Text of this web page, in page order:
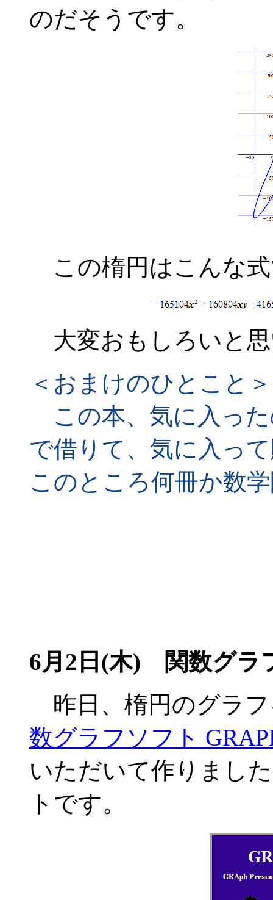
のだそうです。
この楕円はこんな
大変おもしろいと
＜おまけのひとこと＞
この本、気に入っ
で借りて、気に入っ
このところ何冊か数
6月2日(木) 関数グラ
昨日、楕円のグラ
数グラフソフト
いただいて作りまし
トです。